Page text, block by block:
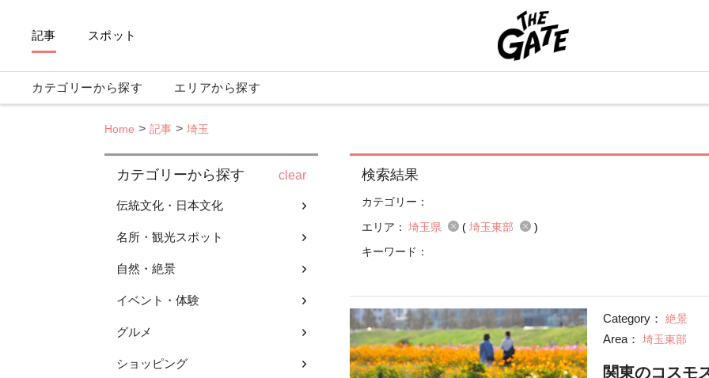
記事 スポット
カテゴリーから探す エリアから探す
Home 記事 埼玉
カテゴリーから探す clear
伝統文化・日本文化
名所・観光スポット
自然・絶景
イベント・体験
グルメ
ショッピング
検索結果
カテゴリー：
エリア： 埼玉県 ( 埼玉東部
)
キーワード：
Category： 絶景
Area： 埼玉東部
関東のコスモ